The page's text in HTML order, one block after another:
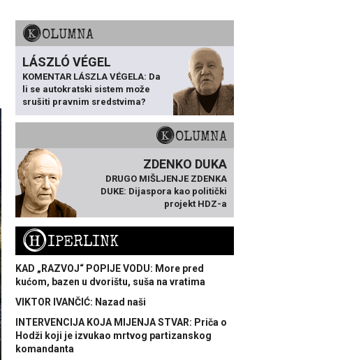
KOLUMNA
LÁSZLÓ VÉGEL
KOMENTAR LÁSZLA VÉGELA: Da
li se autokratski sistem može
srušiti pravnim sredstvima?
KOLUMNA
ZDENKO DUKA
DRUGO MIŠLJENJE ZDENKA
DUKE: Dijaspora kao politički
projekt HDZ-a
HIPERLINK
KAD „RAZVOJ“ POPIJE VODU: More pred
kućom, bazen u dvorištu, suša na vratima
VIKTOR IVANČIĆ: Nazad naši
INTERVENCIJA KOJA MIJENJA STVAR: Priča o
Hodži koji je izvukao mrtvog partizanskog
komandanta